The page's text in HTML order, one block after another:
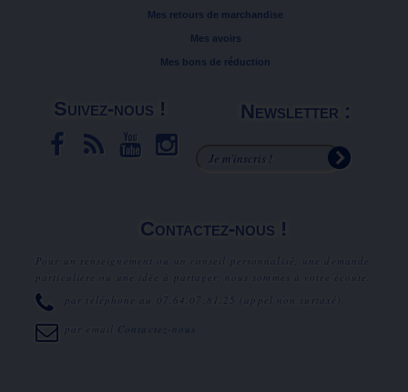
Mes retours de marchandise
Mes avoirs
Mes bons de réduction
Suivez-nous ! Newsletter :
Contactez-nous !
Pour un renseignement ou un conseil personnalisé, une demande
particulière ou une idée à partager, nous sommes à votre écoute.
par téléphone au
07.64.07.81.25 (appel non surtaxé).
par email Contactez-nous